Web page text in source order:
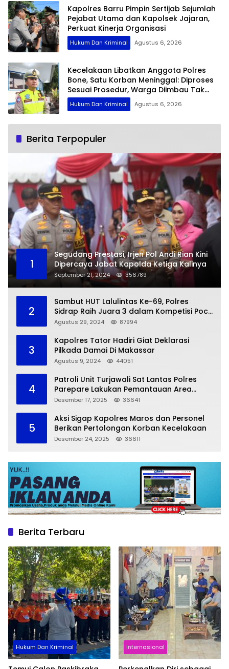
Kapolres Barru Pimpin Sertijab Sejumlah
Pejabat Utama dan Kapolsek Jajaran,
Perkuat Kinerja Organisasi
Hukum Dan Kriminal Agustus 6, 2026
Kecelakaan Libatkan Anggota Polres
Bone, Satu Korban Meninggal: Diproses
Sesuai Prosedur, Warga Diimbau Tak
Berspekulasi
Hukum Dan Kriminal Agustus 6, 2026
Berita Terpopuler
1
Segudang Prestasi, Irjen Pol Andi Rian Kini
Dipercaya Jabat Kapolda Ketiga Kalinya
September 21, 2024 356789
2
Sambut HUT Lalulintas Ke-69, Polres
Sidrap Raih Juara 3 dalam Kompetisi Pocil
Zona 5
Agustus 29, 2024 87994
3
Kapolres Tator Hadiri Giat Deklarasi
Pilkada Damai Di Makassar
Agustus 9, 2024 44051
4
Patroli Unit Turjawali Sat Lantas Polres
Parepare Lakukan Pemantauan Area
Larangan Parkir
Desember 17, 2025 36641
5
Aksi Sigap Kapolres Maros dan Personel
Berikan Pertolongan Korban Kecelakaan
Desember 24, 2025 36611
Berita Terbaru
Hukum Dan Kriminal Internasional